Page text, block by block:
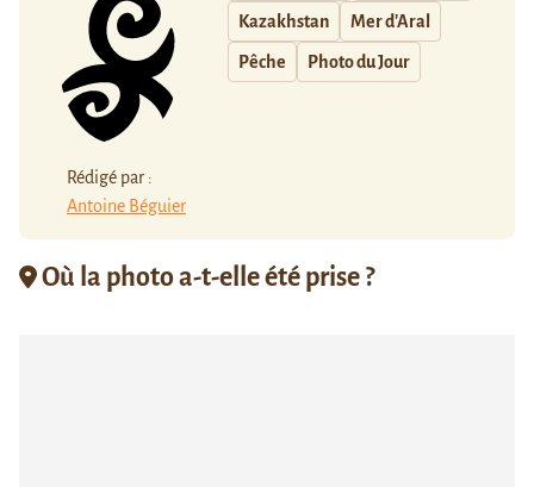
Rédigé par :
Antoine Béguier
Kazakhstan Mer d'Aral
Pêche Photo du Jour
Où la photo a-t-elle été prise ?